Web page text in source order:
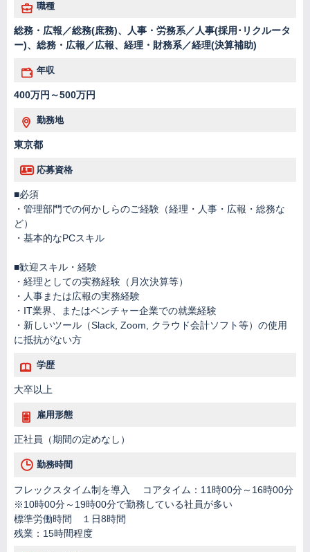
職種
総務・広報／総務(庶務)、人事・労務系／人事(採用･リクルータ
ー)、総務・広報／広報、経理・財務系／経理(決算補助)
年収
400万円～500万円
勤務地
東京都
応募資格
■必須
・管理部門での何かしらのご経験（経理・人事・広報・総務な
ど）
・基本的なPCスキル
■歓迎スキル・経験
・経理としての実務経験（月次決算等）
・人事または広報の実務経験
・IT業界、またはベンチャー企業での就業経験
・新しいツール（Slack, Zoom, クラウド会計ソフト等）の使用
に抵抗がない方
学歴
大卒以上
雇用形態
正社員（期間の定めなし）
勤務時間
フレックスタイム制を導入 コアタイム：11時00分～16時00分
※10時00分～19時00分で勤務している社員が多い
標準労働時間 １日8時間
残業：15時間程度